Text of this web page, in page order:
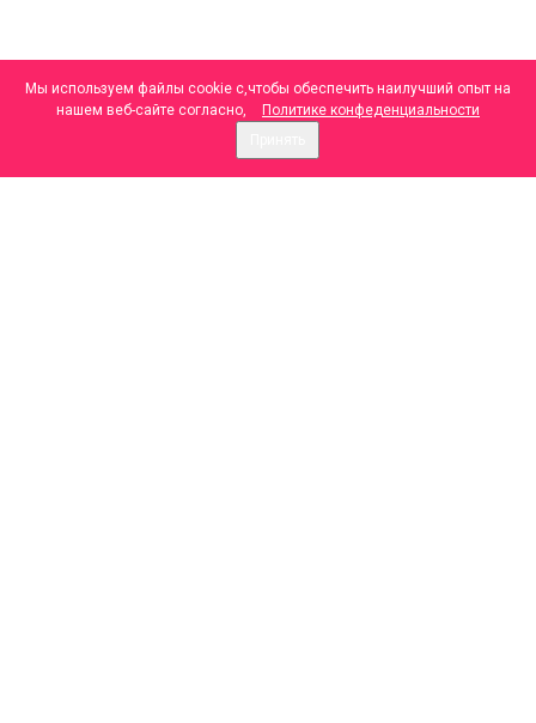
Мы используем файлы cookie с,чтобы обеспечить наилучший опыт на
нашем веб-сайте согласно,
Политике конфеденциальности